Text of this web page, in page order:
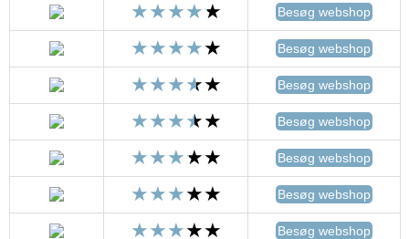
Besøg webshop
Besøg webshop
Besøg webshop
Besøg webshop
Besøg webshop
Besøg webshop
Besøg webshop